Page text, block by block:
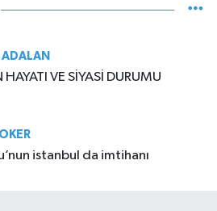
ADALAN
HAYATI VE SİYASİ DURUMU
istanbul da imtihanı